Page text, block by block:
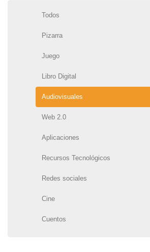
Todos
Pizarra
Juego
Libro Digital
Audiovisuales
Web 2.0
Aplicaciones
Recursos Tecnológicos
Redes sociales
Cine
Cuentos